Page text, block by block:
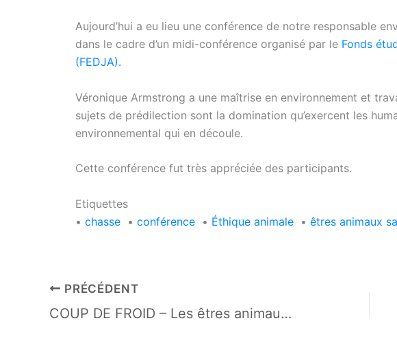
Aujourd’hui a eu lieu une conférence de notre responsable
dans le cadre d’un midi-conférence organisé par le Fonds
(FEDJA).
Véronique Armstrong a une maîtrise en environnement et
sujets de prédilection sont la domination qu’exercent les
environnemental qui en découle.
Cette conférence fut très appréciée des participants.
Etiquettes
• chasse • conférence • Éthique animale • êtres animaux
PRÉCÉDENT
COUP DE FROID – Les êtres animaux domestiques – Capsule DAQ N° 67